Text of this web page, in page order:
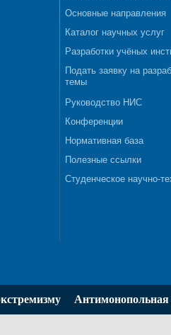
Основные направления
Каталог научных услуг
Разработки учёных
Подать заявку на
темы
Руководство НИС
Конференции
Нормативная база
Полезные ссылки
Студенческое научно-
Антимонопольная